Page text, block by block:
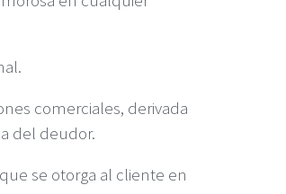
comerciales, derivada
del deudor.
se otorga al cliente en